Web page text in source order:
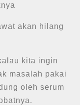
akan hilang
kita ingin
masalah pakai
oleh serum